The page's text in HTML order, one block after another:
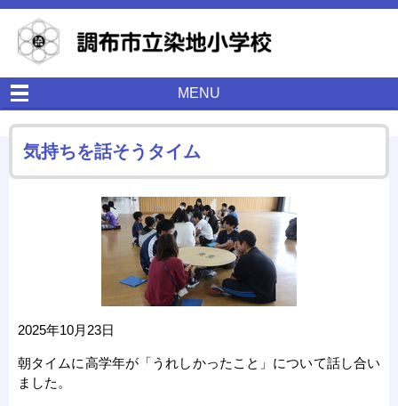
MENU
気持ちを話そうタイム
2025年10月23日
朝タイムに高学年が「うれしかったこと」について話し合い
ました。